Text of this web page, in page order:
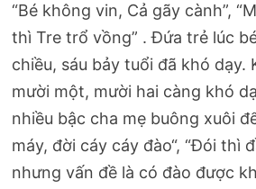
“Bé không vin, Cả gãy cành”,
thì Tre trổ vồng” . Đứa trẻ lúc
chiều, sáu bảy tuổi đã khó dạy.
mười một, mười hai càng khó
nhiều bậc cha mẹ buông xuôi
máy, đời cáy cáy đào“, “Đói thì
nhưng vấn đề là có đào được